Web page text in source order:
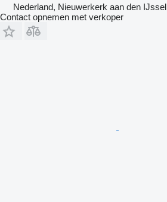
Nederland, Nieuwerkerk aan den IJssel
Contact opnemen met verkoper